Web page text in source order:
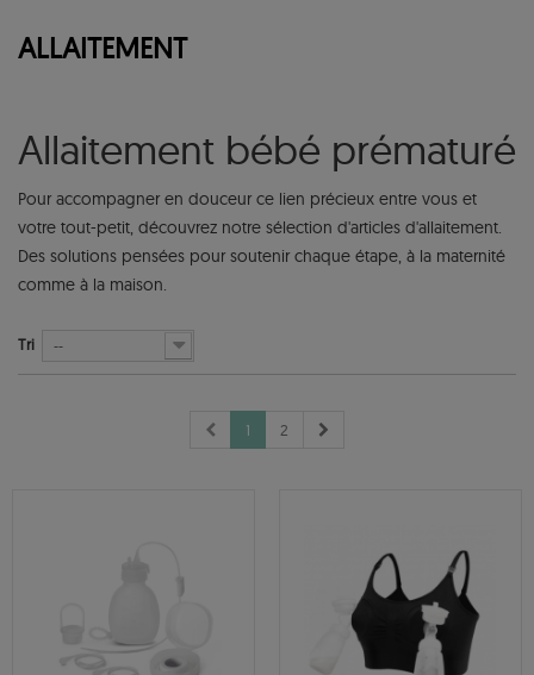
ALLAITEMENT
Allaitement bébé prématuré
Pour accompagner en douceur ce lien précieux entre vous et
votre tout-petit, découvrez notre sélection d'articles d'allaitement.
Des solutions pensées pour soutenir chaque étape, à la maternité
comme à la maison.
Tri --
1 2